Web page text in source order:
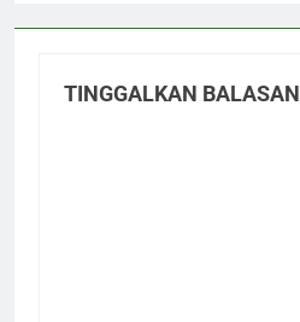
TINGGALKAN BALASAN